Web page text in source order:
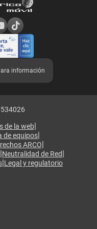
información
de la web|
de equipos|
ARCO|
|Neutralidad de Red|
|Legal y regulatorio